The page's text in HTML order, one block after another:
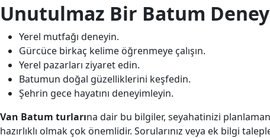
Unutulmaz Bir Batum
Yerel mutfağı deneyin.
Gürcüce birkaç kelime öğrenmeye çalışın.
Yerel pazarları ziyaret edin.
Batumun doğal güzelliklerini keşfedin.
Şehrin gece hayatını deneyimleyin.
Van Batum turlarına dair bu bilgiler, seyahatinizi
hazırlıklı olmak çok önemlidir. Sorularınız veya ek bilgi